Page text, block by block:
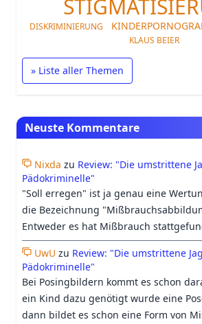
DISKRIMINIERUNG
KLAUS BEIER
» Liste aller Themen
Neuste Kommentare
Nixda zu Review: "Die umstrittene
Pädokriminelle"
"Soll erregen" ist ja genau eine
die Bezeichnung
Entweder es hat Mißbrauch
nicht. Beim heutigen Verständnis
"Kinderpornographie", geht es längst
ums "erregen sollen", sondern darum,
Pädophilen irgendwie erregen könnte,
zunehmend harmloses Material oder
UwU zu Review: "Die umstrittene
Pädokriminelle"
Bei Posingbildern kommt es schon
ein Kind dazu genötigt wurde eine
dann bildet es schon eine Form von